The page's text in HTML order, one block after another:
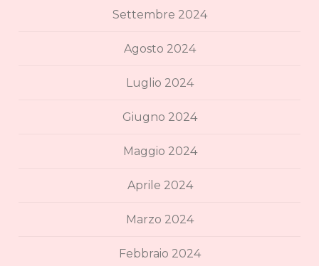
Settembre 2024
Agosto 2024
Luglio 2024
Giugno 2024
Maggio 2024
Aprile 2024
Marzo 2024
Febbraio 2024